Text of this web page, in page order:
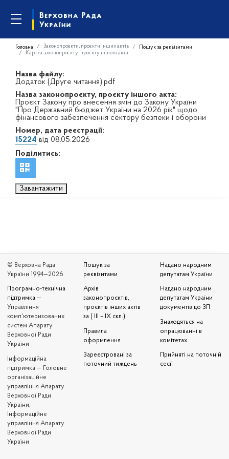
Головна Законопроєкти, проєкти інших актів
Пошук за реквізитами
Картка законопроєкту, проєкту іншого акта
Назва файлу:
Додаток (Друге читання).pdf
Назва законопроєкту, проєкту іншого акта:
Проєкт Закону про внесення змін до Закону України
"Про Державний бюджет України на 2026 рік" щодо
фінансового забезпечення сектору безпеки і оборони
Номер, дата реєстрації:
15224 від 08.05.2026
Поділитись:
Завантажити
© Верховна Рада
України 1994—2026
Програмно-технічна
підтримка —
Управління
комп'ютеризованих
систем Апарату
Верховної Ради
України
Iнформаційна
підтримка — Головне
організаційне
управління Апарату
Верховної Ради
України,
Інформаційне
управління Апарату
Верховної Ради
України
Пошук за
реквізитами
Архів
законопроєктів,
проєктів інших актів
за ( III – IX скл.)
Правила
оформлення
Зареєстровані за
поточний тиждень
Надано народним
депутатам України
Надано народним
депутатам України
документів до ЗП
Знаходяться на
опрацюванні в
комітетах
Прийняті на поточній
сесії